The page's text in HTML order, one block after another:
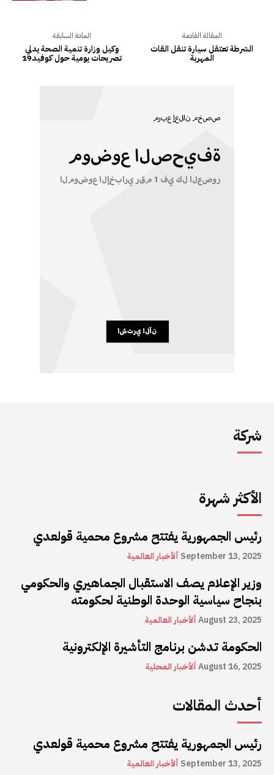
شركة
الأكثر شهرة
رئيس الجمهورية يفتتح مشروع محمية قولعدي
ألأخبار العالمية September 13, 2025
وزير الإعلام يصف الاستقبال الجماهيري والحكومي
بنجاح سياسية الوحدة الوطنية لحكومته
ألأخبار العالميةAugust 23, 2025
الحكومة تدشن برنامج التأشيرة الإلكترونية
ألأخبار المحليةAugust 16, 2025
أحدث المقالات
رئيس الجمهورية يفتتح مشروع محمية قولعدي
ألأخبار العالمية September 13, 2025